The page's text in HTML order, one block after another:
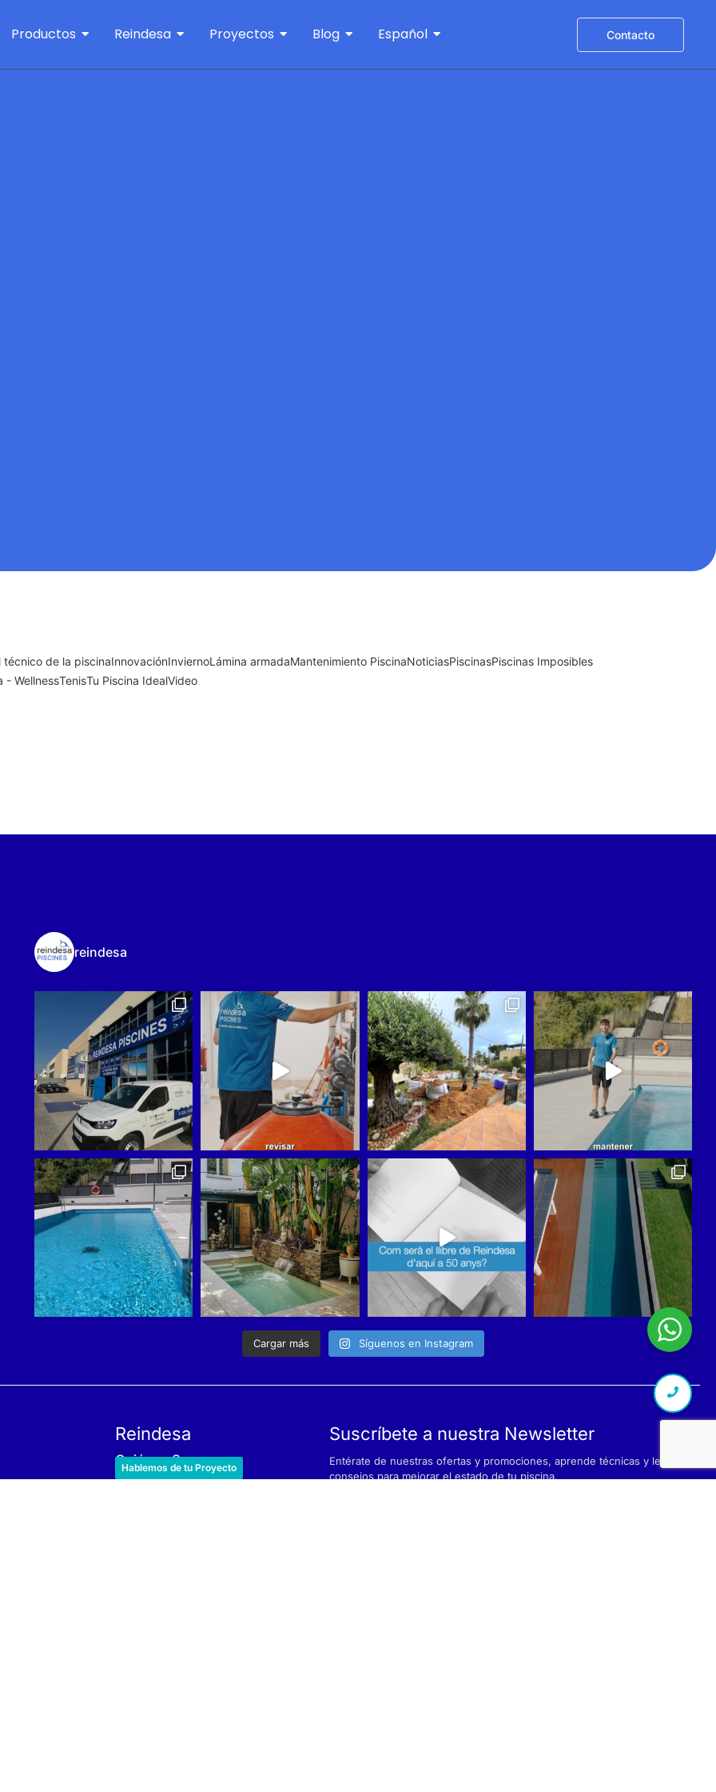
Productos Reindesa Proyectos Blog Español Contacto
técnico de la piscinaInnovaciónInviernoLámina armadaMantenimiento PiscinaNoticiasPiscinasPiscinas Imposibles
- WellnessTenisTu Piscina IdealVideo
reindesa
Cargar más Síguenos en Instagram
Reindesa
Quiénes Somos
El Equipo
Suscríbete a nuestra Newsletter
Entérate de nuestras ofertas y promociones, aprende técnicas y lee
consejos para mejorar el estado de tu piscina.
Hablemos de tu Proyecto